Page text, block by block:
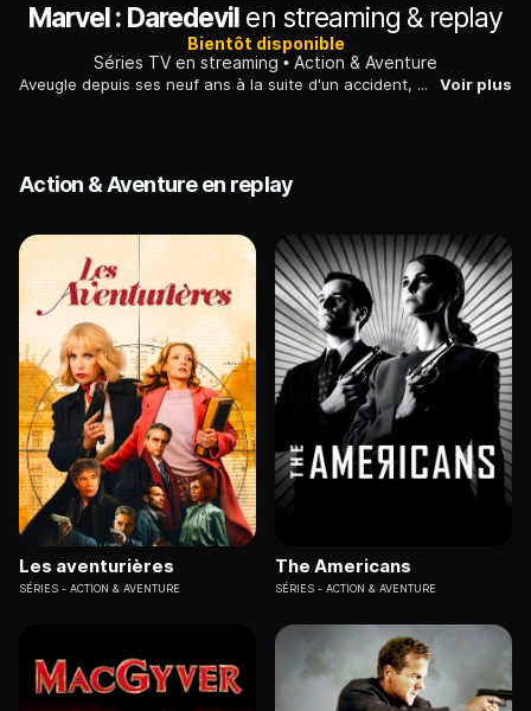
Marvel : Daredevil en streaming & replay
Bientôt disponible
Séries TV en streaming
Action & Aventure
Aveugle depuis ses neuf ans à la suite d'un accident, Matt Murdock possède des sens qui bénéficient d'une acuité extraordinaire. Avocat le jour, il devient le super-héros Daredevil lorsque la nuit tombe.. Voir plus
Action & Aventure en replay
Les aventurières
SÉRIES ACTION & AVENTURE
The Americans
SÉRIES ACTION & AVENTURE